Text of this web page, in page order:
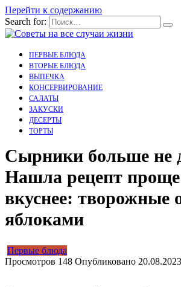
Перейти к содержанию
Search for:
ПЕРВЫЕ БЛЮДА
ВТОРЫЕ БЛЮДА
ВЫПЕЧКА
КОНСЕРВИРОВАНИЕ
САЛАТЫ
ЗАКУСКИ
ДЕСЕРТЫ
ТОРТЫ
Сырники больше не
Нашла рецепт
вкуснее: творожные
яблоками
Первые блюда
Просмотров 148 Опубликовано 20.08.2023